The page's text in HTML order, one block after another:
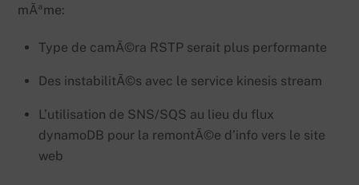
mÃªme:
Type de camÃ©ra RSTP serait plus performante
Des instabilitÃ©s avec le service kinesis stream
L’utilisation de SNS/SQS au lieu du flux
dynamoDB pour la remontÃ©e d’info vers le site
web